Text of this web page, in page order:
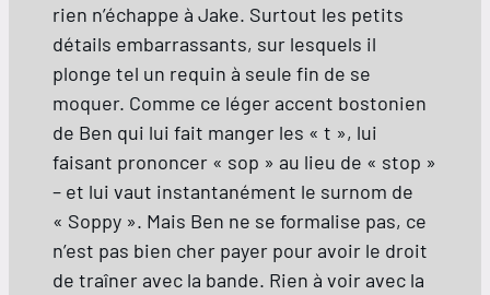
rien n’échappe à Jake. Surtout les petits
détails embarrassants, sur lesquels il
plonge tel un requin à seule fin de se
moquer. Comme ce léger accent bostonien
de Ben qui lui fait manger les « t », lui
faisant prononcer « sop » au lieu de « stop »
– et lui vaut instantanément le surnom de
« Soppy ». Mais Ben ne se formalise pas, ce
n’est pas bien cher payer pour avoir le droit
de traîner avec la bande. Rien à voir avec la